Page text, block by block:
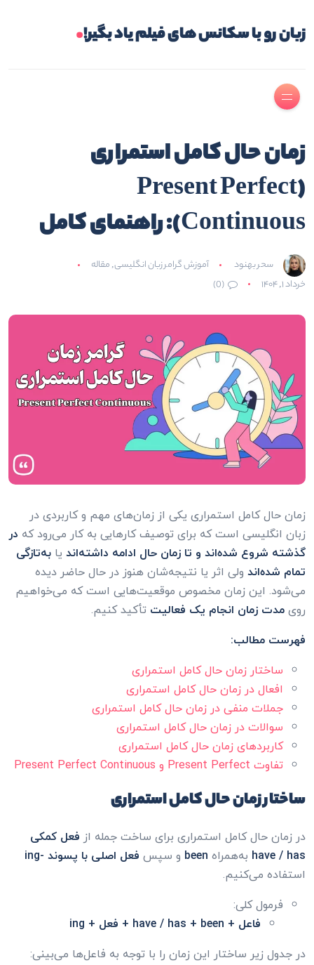
زبان رو با سکانس های فیلم یاد بگیر!.
زمان حال کامل استمراری
(Present Perfect
Continuous): راهنمای کامل
سحر بهنود آموزش گرامر زبان انگلیسی,مقاله
خرداد ۱, ۱۴۰۴
(0)
زمان حال کامل استمراری یکی از زمان‌های مهم و کاربردی در
زبان انگلیسی است که برای توصیف کارهایی به کار می‌رود که در
گذشته شروع شده‌اند و تا زمان حال ادامه داشته‌اند یا به‌تازگی
تمام شده‌اند ولی اثر یا نتیجه‌شان هنوز در حال حاضر دیده
می‌شود. این زمان مخصوص موقعیت‌هایی است که می‌خواهیم
رویمدت زمان انجام یک فعالیت تأکید کنیم.
فهرست مطالب:
ساختار زمان حال کامل استمراری
افعال در زمان حال کامل استمراری
جملات منفی در زمان حال کامل استمراری
سوالات در زمان حال کامل استمراری
کاربردهای زمان حال کامل استمراری
تفاوت Present Perfect و Present Perfect Continuous
ساختار زمان حال کامل استمراری
در زمان حال کامل استمراری برای ساخت جمله از فعل کمکی
have / has به‌همراه been و سپس فعل اصلی با پسوند -ing
استفاده می‌کنیم.
فرمول کلی:
فاعل + have / has + been + فعل + ing
در جدول زیر ساختار این زمان را با توجه به فاعل‌ها می‌بینی: